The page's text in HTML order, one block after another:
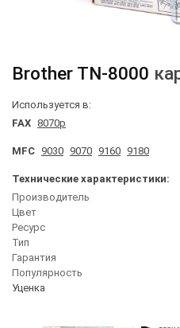
Brother TN-8000
Используется в:
FAX 8070p
MFC 9030 9070 9160 9180
Технические характеристики:
Производитель
Цвет
Ресурс
Тип
Гарантия
Популярность
Уценка